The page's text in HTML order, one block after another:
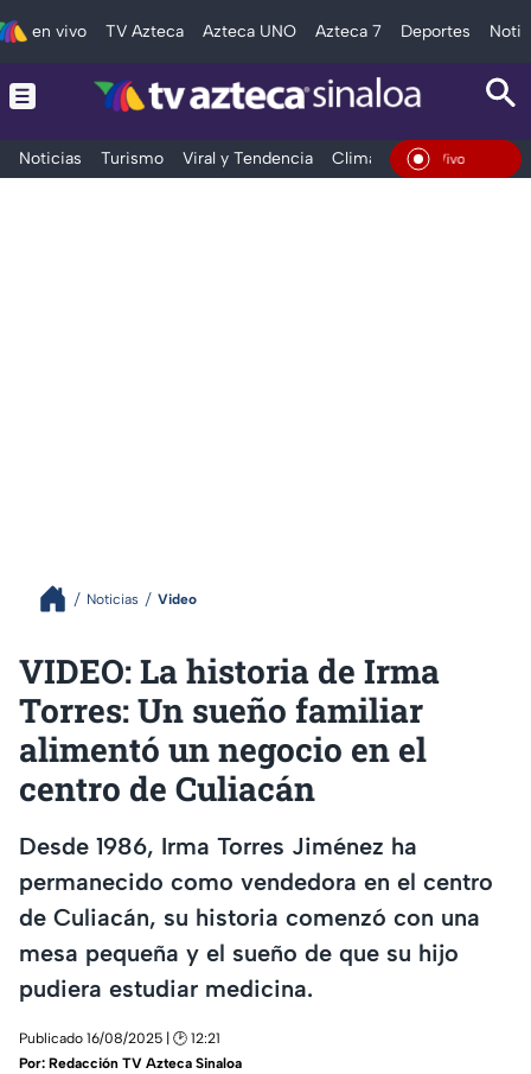
en vivo TV Azteca Azteca UNO Azteca 7 Deportes
Noticias Turismo Viral y Tendencia Clima Deportes
En Vivo
Noticias Video
VIDEO: La historia de Irma
Torres: Un sueño familiar
alimentó un negocio en el
centro de Culiacán
Desde 1986, Irma Torres Jiménez ha
permanecido como vendedora en el centro
de Culiacán, su historia comenzó con una
mesa pequeña y el sueño de que su hijo
pudiera estudiar medicina.
Publicado 16/08/2025 | 🕑 12:21
Por: Redacción TV Azteca Sinaloa